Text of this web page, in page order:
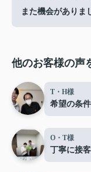
また機会がありま
他のお客様の声
T・H様
希望の条
O・T様
丁寧に接